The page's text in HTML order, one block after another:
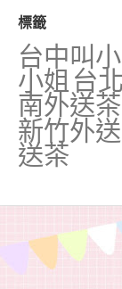
標籤
台中叫
小姐 台
南外送茶
新竹外
送茶